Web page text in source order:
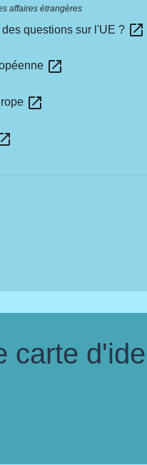
affaires étrangères
questions sur l'UE ? open_in_new
open_in_new
open_in_new
carte